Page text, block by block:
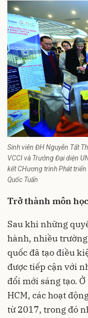
Sinh viên ĐH Nguyễn Tất
VCCI và Trưởng Đại diện
kết CHương trình Phát
Quốc Tuấn
Trở thành môn
Sau khi những
hành, nhiều
quốc đã tạo điều
được tiếp cận với
đổi mới sáng tạo.
HCM, các hoạt
từ 2017, trong đó